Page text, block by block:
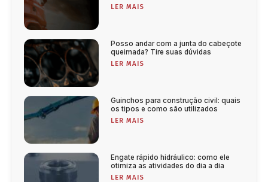
LER MAIS
Posso andar com a junta do cabeçote
queimada? Tire suas dúvidas
LER MAIS
Guinchos para construção civil: quais
os tipos e como são utilizados
LER MAIS
Engate rápido hidráulico: como ele
otimiza as atividades do dia a dia
LER MAIS